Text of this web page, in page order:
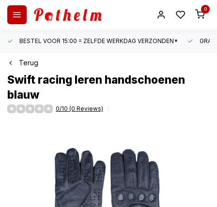
0
BESTEL VOOR 15:00 = ZELFDE WERKDAG VERZONDEN*
Terug
Swift racing leren handschoenen
blauw
0/10 (0 Reviews)